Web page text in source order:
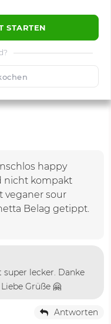
STARTEN
Speichern
happy
nicht kompakt
veganer sour
Belag getippt.
super lecker. Danke
Grüße 🤗
Antworten